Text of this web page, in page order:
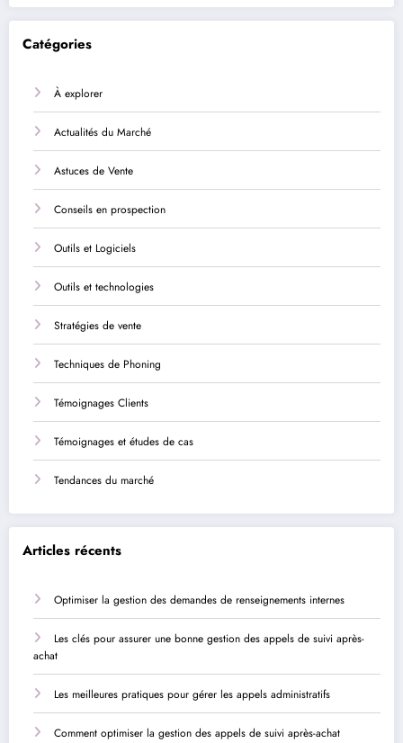
Catégories
À explorer
Actualités du Marché
Astuces de Vente
Conseils en prospection
Outils et Logiciels
Outils et technologies
Stratégies de vente
Techniques de Phoning
Témoignages Clients
Témoignages et études de cas
Tendances du marché
Articles récents
Optimiser la gestion des demandes de renseignements internes
Les clés pour assurer une bonne gestion des appels de suivi après-
achat
Les meilleures pratiques pour gérer les appels administratifs
Comment optimiser la gestion des appels de suivi après-achat